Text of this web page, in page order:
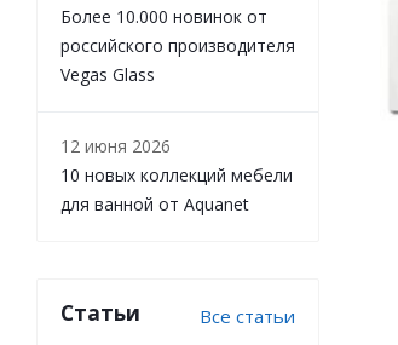
Более 10.000 новинок от
российского производителя
Vegas Glass
12 июня 2026
10 новых коллекций мебели
для ванной от Aquanet
Статьи Все статьи